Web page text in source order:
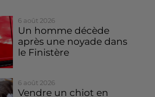
6 août 2026
Un homme décède
après une noyade dans
le Finistère
6 août 2026
Vendre un chiot en